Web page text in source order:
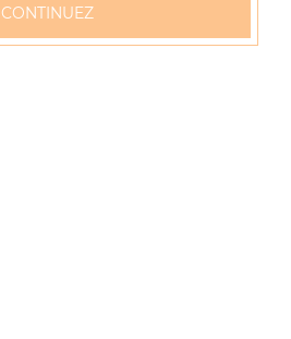
9.50€
CONTINUEZ